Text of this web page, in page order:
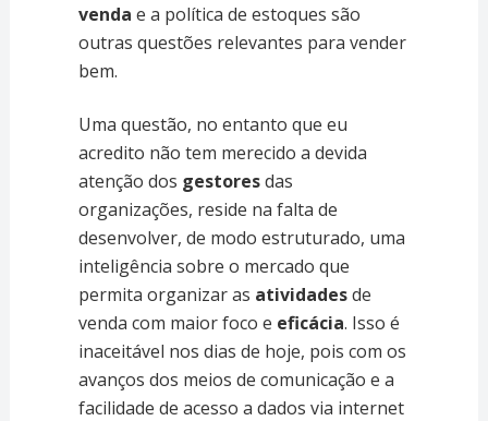
venda e a política de estoques são
outras questões relevantes para vender
bem.
Uma questão, no entanto que eu
acredito não tem merecido a devida
atenção dos gestoresdas
organizações, reside na falta de
desenvolver, de modo estruturado, uma
inteligência sobre o mercado que
permita organizar as atividadesde
venda com maior foco e eficácia. Isso é
inaceitável nos dias de hoje, pois com os
avanços dos meios de comunicação e a
facilidade de acesso a dados via internet